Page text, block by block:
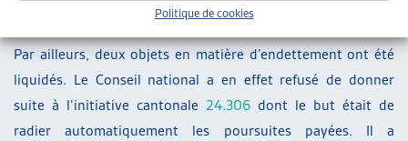
Politique de cookies
rédiger un projet de loi.
Par ailleurs, deux objets en matière d’endettement ont été
liquidés. Le Conseil national a en effet refusé de donner
suite à l’initiative cantonale 24.306 dont le but était de
radier automatiquement les poursuites payées. Il a